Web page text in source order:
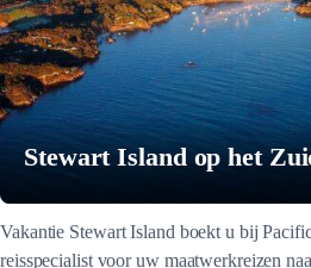
Stewart Island op het
Vakantie Stewart Island boekt u bij
reisspecialist voor uw maatwerkreizen